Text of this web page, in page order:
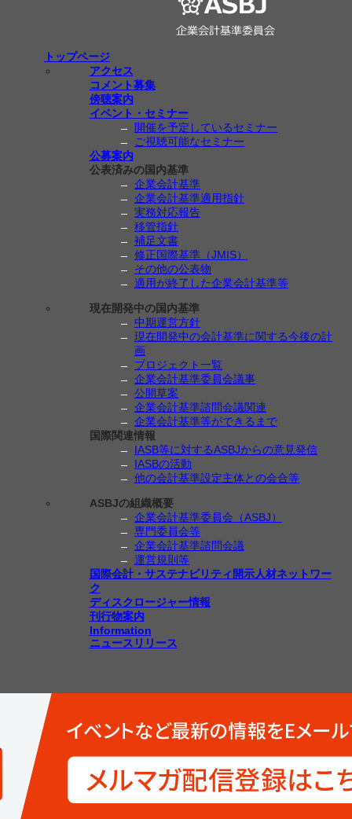
トップページ
アクセス
コメント募集
傍聴案内
イベント・セミナー
開催を予定しているセミナー
ご視聴可能なセミナー
公募案内
公表済みの国内基準
企業会計基準
企業会計基準適用指針
実務対応報告
移管指針
補足文書
修正国際基準（JMIS）
その他の公表物
適用が終了した企業会計基準等
現在開発中の国内基準
中期運営方針
現在開発中の会計基準に関する今後の計
画
プロジェクト一覧
企業会計基準委員会議事
公開草案
企業会計基準諮問会議関連
企業会計基準等ができるまで
国際関連情報
IASB等に対するASBJからの意見発信
IASBの活動
他の会計基準設定主体との会合等
ASBJの組織概要
企業会計基準委員会（ASBJ）
専門委員会等
企業会計基準諮問会議
運営規則等
国際会計・サステナビリティ開示人材ネットワー
ク
ディスクロージャー情報
刊行物案内
Information
ニュースリリース